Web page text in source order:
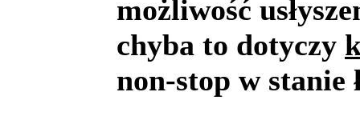
możliwość
chyba to dotyczy
non-stop w stanie